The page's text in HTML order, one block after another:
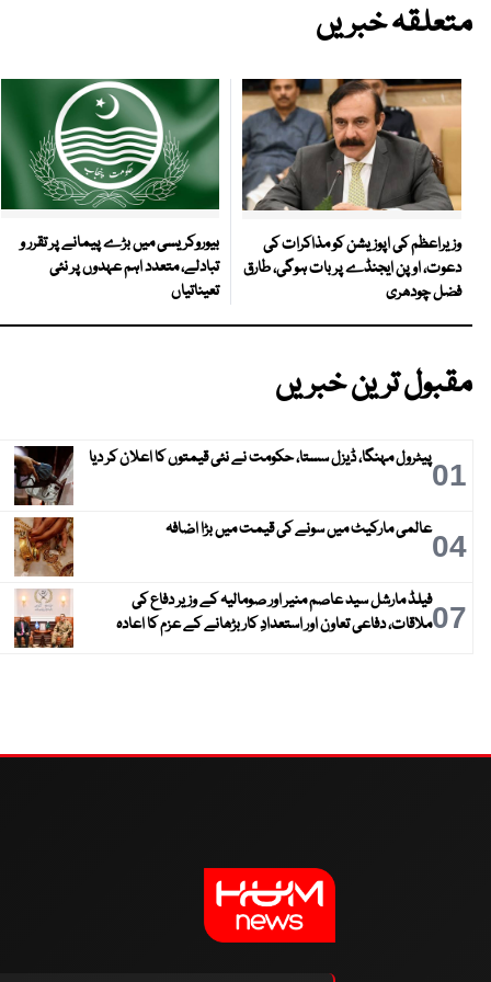
متعلقہ خبریں
وزیراعظم کی اپوزیشن کو مذاکرات کی
دعوت، اوپن ایجنڈے پر بات ہوگی، طارق
فضل چودھری
بیوروکریسی میں بڑے پیمانے پر تقرر و
تبادلے، متعدد اہم عہدوں پر نئی
تعیناتیاں
مقبول ترین خبریں
01پیٹرول مہنگا، ڈیزل سستا، حکومت نے نئی قیمتوں کا اعلان کر دیا
04عالمی مارکیٹ میں سونے کی قیمت میں بڑا اضافہ
07فیلڈ مارشل سید عاصم منیر اور صومالیہ کے وزیر دفاع کی
ملاقات، دفاعی تعاون اور استعدادِ کار بڑھانے کے عزم کا اعادہ